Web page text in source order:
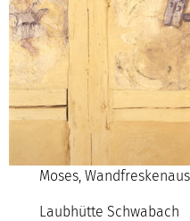
Moses,
Laubhütte Schwabach